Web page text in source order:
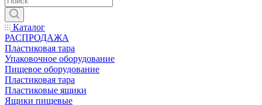
Каталог
РАСПРОДАЖА
Пластиковая тара
Упаковочное оборудование
Пищевое оборудование
Пластиковая тара
Пластиковые ящики
Ящики пищевые